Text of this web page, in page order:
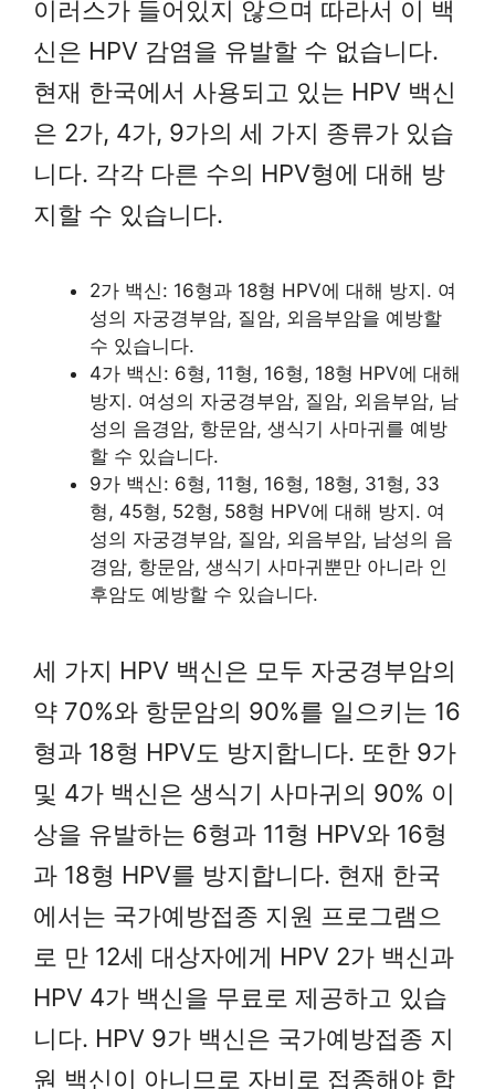
이러스가 들어있지 않으며 따라서 이 백
신은 HPV 감염을 유발할 수 없습니다.
현재 한국에서 사용되고 있는 HPV 백신
은 2가, 4가, 9가의 세 가지 종류가 있습
니다. 각각 다른 수의 HPV형에 대해 방
지할 수 있습니다.
2가 백신: 16형과 18형 HPV에 대해 방지. 여
성의 자궁경부암, 질암, 외음부암을 예방할
수 있습니다.
4가 백신: 6형, 11형, 16형, 18형 HPV에 대해
방지. 여성의 자궁경부암, 질암, 외음부암, 남
성의 음경암, 항문암, 생식기 사마귀를 예방
할 수 있습니다.
9가 백신: 6형, 11형, 16형, 18형, 31형, 33
형, 45형, 52형, 58형 HPV에 대해 방지. 여
성의 자궁경부암, 질암, 외음부암, 남성의 음
경암, 항문암, 생식기 사마귀뿐만 아니라 인
후암도 예방할 수 있습니다.
세 가지 HPV 백신은 모두 자궁경부암의
약 70%와 항문암의 90%를 일으키는 16
형과 18형 HPV도 방지합니다. 또한 9가
및 4가 백신은 생식기 사마귀의 90% 이
상을 유발하는 6형과 11형 HPV와 16형
과 18형 HPV를 방지합니다. 현재 한국
에서는 국가예방접종 지원 프로그램으
로 만 12세 대상자에게 HPV 2가 백신과
HPV 4가 백신을 무료로 제공하고 있습
니다. HPV 9가 백신은 국가예방접종 지
원 백신이 아니므로 자비로 접종해야 합